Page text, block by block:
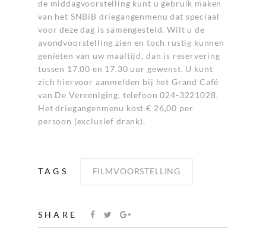
de middagvoorstelling kunt u gebruik maken
van het SNBiB driegangenmenu dat speciaal
voor deze dag is samengesteld. Wilt u de
avondvoorstelling zien en toch rustig kunnen
genieten van uw maaltijd, dan is reservering
tussen 17.00 en 17.30 uur gewenst. U kunt
zich hiervoor aanmelden bij het Grand Café
van De Vereeniging, telefoon 024-3221028.
Het driegangenmenu kost € 26,00 per
persoon (exclusief drank).
TAGS FILMVOORSTELLING
SHARE